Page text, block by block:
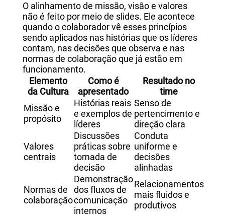
O alinhamento de missão, visão e valores
não é feito por meio de slides. Ele acontece
quando o colaborador vê esses princípios
sendo aplicados nas histórias que os líderes
contam, nas decisões que observa e nas
normas de colaboração que já estão em
funcionamento.
Elemento
da Cultura
Como é
apresentado
Resultado no
time
Missão e
propósito
Histórias reais
e exemplos de
líderes
Senso de
pertencimento e
direção clara
Valores
centrais
Discussões
práticas sobre
tomada de
decisão
Conduta
uniforme e
decisões
alinhadas
Normas de
colaboração
Demonstração
dos fluxos de
comunicação
internos
Relacionamentos
mais fluidos e
produtivos